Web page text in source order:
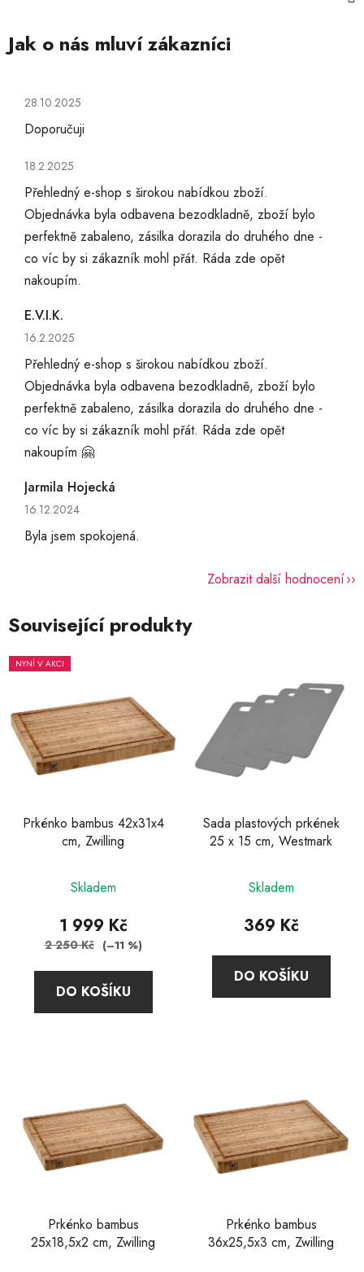
Hodnocení obchodu je 5 z 5 hvězdiček.
28.10.2025
Doporučuji
Hodnocení obchodu je 5 z 5 hvězdiček.
18.2.2025
Přehledný e-shop s širokou nabídkou zboží.
Objednávka byla odbavena bezodkladně, zboží bylo
perfektně zabaleno, zásilka dorazila do druhého dne -
co víc by si zákazník mohl přát. Ráda zde opět
nakoupím.
E.V.I.K.
Hodnocení obchodu je 5 z 5 hvězdiček.
16.2.2025
Přehledný e-shop s širokou nabídkou zboží.
Objednávka byla odbavena bezodkladně, zboží bylo
perfektně zabaleno, zásilka dorazila do druhého dne -
co víc by si zákazník mohl přát. Ráda zde opět
nakoupím 🤗
Jarmila Hojecká
Hodnocení obchodu je 5 z 5 hvězdiček.
16.12.2024
Byla jsem spokojená.
Zobrazit další hodnocení
Související produkty
NYNÍ V AKCI
Prkénko bambus 42x31x4
cm, Zwilling
hodnocení
produktu
je
z
Skladem
1 999 Kč
2 250 Kč (–11 %)
DO KOŠÍKU
Sada plastových prkének
25 x 15 cm, Westmark
Skladem
369 Kč
DO KOŠÍKU
Prkénko bambus
25x18,5x2 cm, Zwilling
Prkénko bambus
36x25,5x3 cm, Zwilling